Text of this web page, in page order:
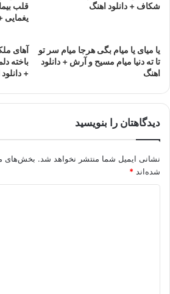
شکاف + دانلود اهنگ
قلب
یغمایی
یا میای یا میام بگی هرجا میام سر تو
تا ته دنیا میام مسیح و آرش + دانلود
اهنگ
آهای
باخته
+
دیدگاهتان را بنویسید
نشانی ایمیل شما منتشر نخواهد شد. بخش‌های
شده‌اند *